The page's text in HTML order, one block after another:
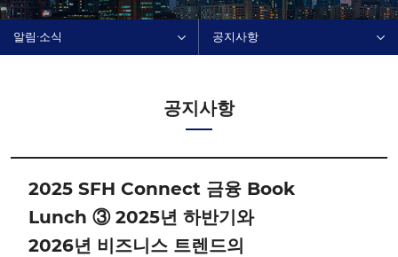
알림∙소식 공지사항
공지사항
2025 SFH Connect 금융 Book
Lunch ③ 2025년 하반기와
2026년 비즈니스 트렌드의